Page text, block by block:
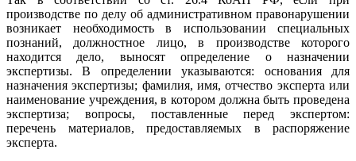
производстве по делу об административном правонарушении
возникает необходимость в использовании специальных
познаний, должностное лицо, в производстве которого
находится дело, выносят определение о назначении
экспертизы. В определении указываются: основания для
назначения экспертизы; фамилия, имя, отчество эксперта или
наименование учреждения, в котором должна быть проведена
экспертиза; вопросы, поставленные перед экспертом:
перечень материалов, предоставляемых в распоряжение
эксперта.